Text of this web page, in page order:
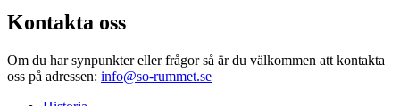
Kontakta oss
Om du har synpunkter eller frågor så är du välkommen att kontakta
oss på adressen: info@so-rummet.se